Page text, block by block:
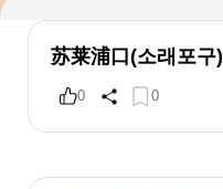
苏莱浦口(소래포구)
0 0